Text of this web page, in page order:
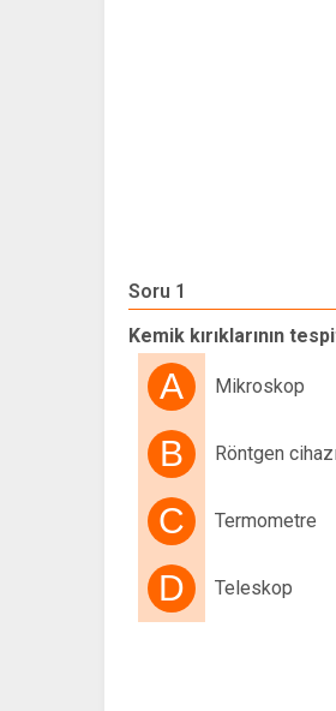
Soru 1
Kemik kırıklarının
A Mikroskop
B Röntgen
C Termometre
D Teleskop